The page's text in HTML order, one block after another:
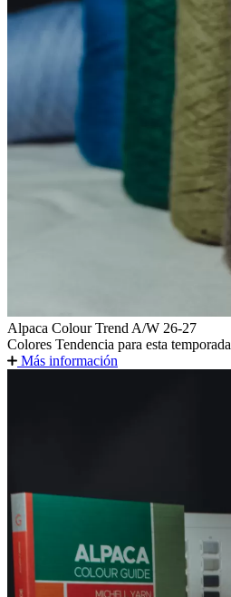
Alpaca Colour Trend A/W 26-27
Colores Tendencia para esta
Más información